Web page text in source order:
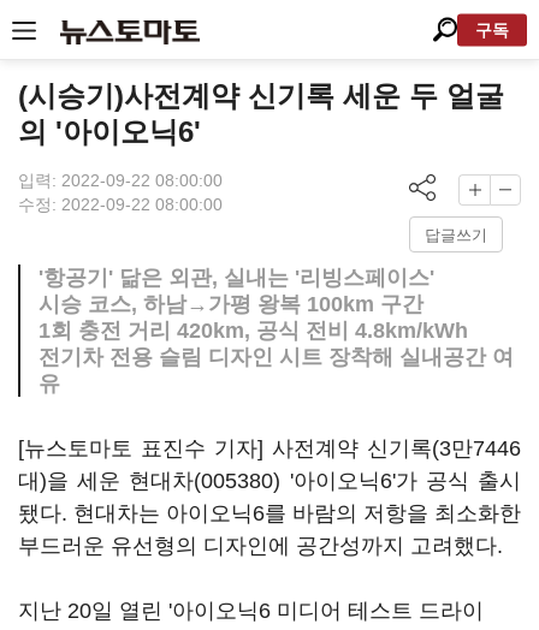
구독
(시승기)사전계약 신기록 세운 두 얼굴
의 '아이오닉6'
입력: 2022-09-22 08:00:00
수정: 2022-09-22 08:00:00
답글쓰기
'항공기' 닮은 외관, 실내는 '리빙스페이스'
시승 코스, 하남→가평 왕복 100km 구간
1회 충전 거리 420km, 공식 전비 4.8km/kWh
전기차 전용 슬림 디자인 시트 장착해 실내공간 여
유
[뉴스토마토 표진수 기자] 사전계약 신기록(3만7446
대)을 세운 현대차(005380) '아이오닉6'가 공식 출시
됐다. 현대차는 아이오닉6를 바람의 저항을 최소화한
부드러운 유선형의 디자인에 공간성까지 고려했다.
지난 20일 열린 '아이오닉6 미디어 테스트 드라이